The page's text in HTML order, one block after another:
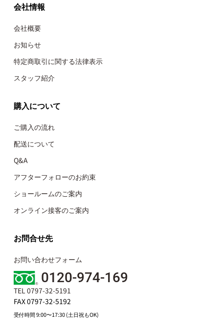
会社情報
会社概要
お知らせ
特定商取引に関する法律表示
スタッフ紹介
購入について
ご購入の流れ
配送について
Q&A
アフターフォローのお約束
ショールームのご案内
オンライン接客のご案内
お問合せ先
お問い合わせフォーム
0120-974-169
TEL 0797-32-5191
FAX 0797-32-5192
受付時間 9:00〜17:30 (土日祝もOK)